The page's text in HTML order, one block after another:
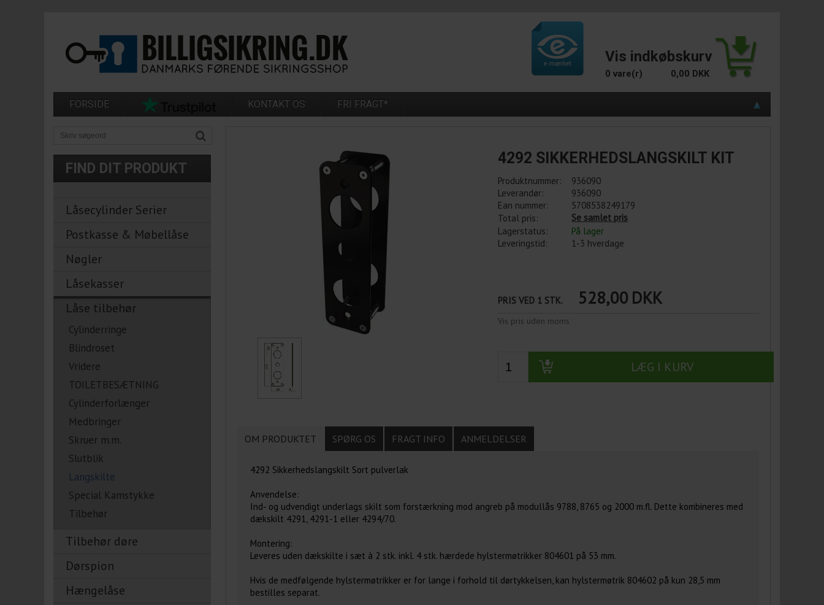
Vis indkøbskurv
0 vare(r) 0,00 DKK
FORSIDE KONTAKT OS FRI FRAGT*
FIND DIT PRODUKT
Låsecylinder Serier
Postkasse & Møbellåse
Nøgler
Låsekasser
Låse tilbehør
Cylinderringe
Blindroset
Vridere
TOILETBESÆTNING
Cylinderforlænger
Medbringer
Skruer m.m.
Slutblik
Langskilte
Special Kamstykke
Tilbehør
Tilbehør døre
Dørspion
Hængelåse
4292 SIKKERHEDSLANGSKILT KIT
Produktnummer:
936090
Leverandør:
936090
Ean nummer:
5708538249179
Total pris:
Se samlet pris
Lagerstatus:
På lager
Leveringstid:
1-3 hverdage
PRIS VED 1 STK. 528,00 DKK
Vis pris uden moms
LÆG I KURV
OM PRODUKTET SPØRG OS FRAGT INFO ANMELDELSER
4292 Sikkerhedslangskilt Sort pulverlak
Anvendelse:
Ind- og udvendigt underlags skilt som forstærkning mod angreb på modullås 9788, 8765 og 2000 m.fl. Dette kombineres med
dækskilt 4291, 4291-1 eller 4294/70.
Montering:
Leveres uden dækskilte i sæt à 2 stk. inkl. 4 stk. hærdede hylstermøtrikker 804601 på 53 mm.
Hvis de medfølgende hylstermøtrikker er for lange i forhold til dørtykkelsen, kan hylstermøtrik 804602 på kun 28,5 mm
bestilles separat.